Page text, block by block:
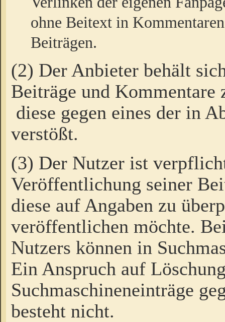
ohne Beitext in
Beiträgen.
(2) Der Anbieter behält
Beiträge und Kommentare
diese gegen eines der in
verstößt.
(3) Der Nutzer ist
Veröffentlichung seiner
diese auf Angaben zu
veröffentlichen möchte.
Nutzers können in
Ein Anspruch auf
Suchmaschineneinträge
besteht nicht.